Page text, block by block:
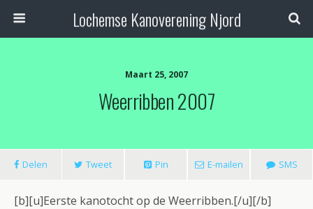
Lochemse Kanoverening Njord
Maart 25, 2007
Weerribben 2007
Delen Tweet Pin E-mailen SMS
[b][u]Eerste kanotocht op de Weerribben.[/u][/b]